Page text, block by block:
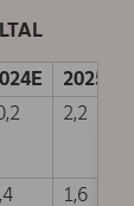
2025E
2,2
1,6